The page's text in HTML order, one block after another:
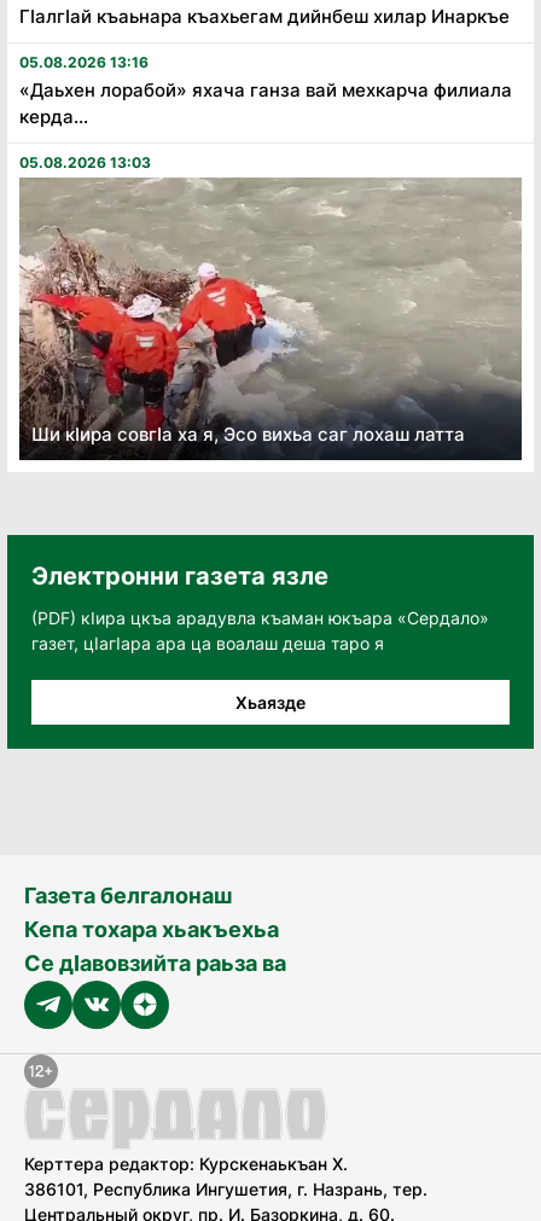
Гӏалгӏай къаьнара къахьегам дийнбеш хилар Инаркъе
05.08.2026 13:16
«Даьхен лорабой» яхача ганза вай мехкарча филиала
керда...
05.08.2026 13:03
Ши кӏира совгӏа ха я, Эсо вихьа саг лохаш латта
Электронни газета язле
(PDF) кӀира цкъа арадувла къаман юкъара «Сердало»
газет, цӀагӀара ара ца воалаш деша таро я
Хьаязде
Газета белгалонаш
Кепа тохара хьакъехьа
Се дӀавовзийта раьза ва
Керттера редактор: Курскенаькъан Х.
386101, Республика Ингушетия, г. Назрань, тер.
Центральный округ, пр. И. Базоркина, д. 60.